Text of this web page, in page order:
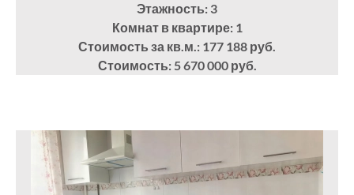
Этажность: 3
Комнат в квартире: 1
Стоимость за кв.м.: 177 188 руб.
Стоимость: 5 670 000 руб.